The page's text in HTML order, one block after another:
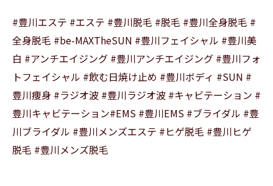
#豊川エステ #エステ #豊川脱毛 #脱毛 #豊川全身脱毛 #
全身脱毛 #be-MAXTheSUN #豊川フェイシャル #豊川美
白 #アンチエイジング #豊川アンチエイジング #豊川フォ
トフェイシャル #飲む日焼け止め #豊川ボディ #SUN #
豊川痩身 #ラジオ波 #豊川ラジオ波 #キャビテーション #
豊川キャビテーション#EMS #豊川EMS #ブライダル #豊
川ブライダル #豊川メンズエステ #ヒゲ脱毛 #豊川ヒゲ
脱毛 #豊川メンズ脱毛